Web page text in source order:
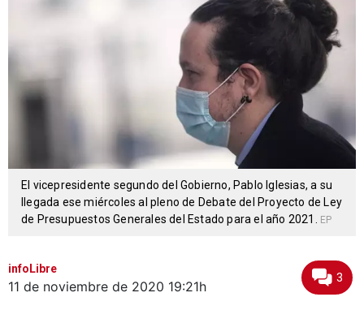
El vicepresidente segundo del Gobierno, Pablo Iglesias, a su
llegada ese miércoles al pleno de Debate del Proyecto de Ley
de Presupuestos Generales del Estado para el año 2021.
EP
infoLibre
11 de noviembre de 2020 19:21h
3